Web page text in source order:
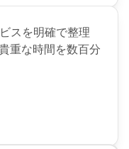
スを明確で整理
重な時間を数百分